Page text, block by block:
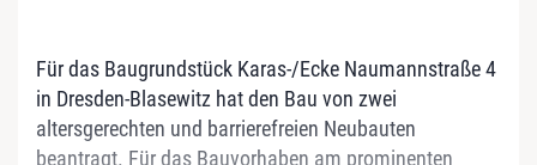
Für das Baugrundstück Karas-/Ecke Naumannstraße 4
in Dresden-Blasewitz hat den Bau von zwei
altersgerechten und barrierefreien Neubauten
beantragt. Für das Bauvorhaben am prominenten